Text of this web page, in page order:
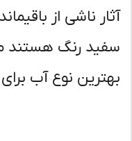
ناشی از
رنگ هستند
نوع آب برای